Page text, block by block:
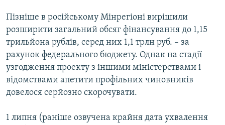
Пізніше в російському Мінрегіоні вирішили
розширити загальний обсяг фінансування до 1,15
трильйона рублів, серед них 1,1 трлн руб. – за
рахунок федерального бюджету. Однак на стадії
узгодження проекту з іншими міністерствами і
відомствами апетити профільних чиновників
довелося серйозно скорочувати.
1 липня (раніше озвучена крайня дата ухвалення